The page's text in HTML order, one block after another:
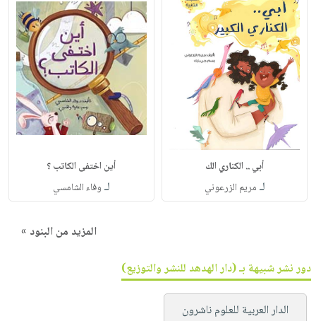
أبي .. الكناري الك
لـ مريم الزرعوني
أين اختفى الكاتب ؟
لـ وفاء الشامسي
المزيد من البنود »
دور نشر شبيهة بـ (دار الهدهد للنشر والتوزيع)
الدار العربية للعلوم ناشرون